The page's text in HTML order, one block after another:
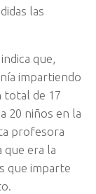
las
que,
impartiendo
total de 17
20 niños en la
profesora
que era la
que imparte